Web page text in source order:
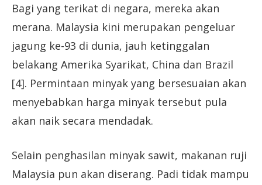
Bagi yang terikat di negara, mereka akan
merana. Malaysia kini merupakan pengeluar
jagung ke-93 di dunia, jauh ketinggalan
belakang Amerika Syarikat, China dan Brazil
[4]. Permintaan minyak yang bersesuaian akan
menyebabkan harga minyak tersebut pula
akan naik secara mendadak.
Selain penghasilan minyak sawit, makanan ruji
Malaysia pun akan diserang. Padi tidak mampu